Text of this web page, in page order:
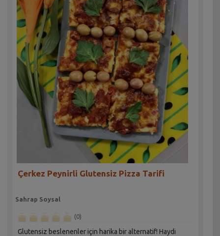
Çerkez Peynirli Glutensiz Pizza Tarifi
Sahrap Soysal
(0)
Glutensiz beslenenler için harika bir alternatif! Haydi